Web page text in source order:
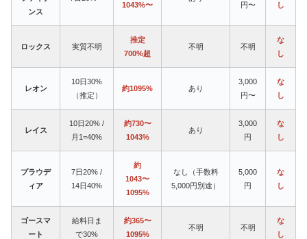
ンス
1043%〜
円〜
し
ロックス 実質不明
推定
700%超
不明 不明
な
し
レオン
10日30%
（推定）
約1095% あり
3,000
円〜
な
し
レイス
10日20% /
月1=40%
約730〜
1043%
あり
3,000
円
な
し
プラウデ
ィア
7日20% /
14日40%
約
1043〜
1095%
なし（手数料
5,000円別途）
5,000
円
な
し
ゴースマ
ート
給料日ま
で30%
約365〜
1095%
不明 不明
な
し